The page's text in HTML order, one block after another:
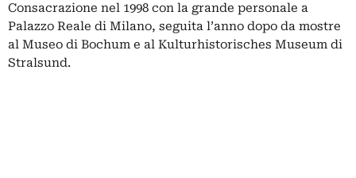
Consacrazione nel 1998 con la grande personale a
Palazzo Reale di Milano, seguita l’anno dopo da mostre
al Museo di Bochum e al Kulturhistorisches Museum di
Stralsund.